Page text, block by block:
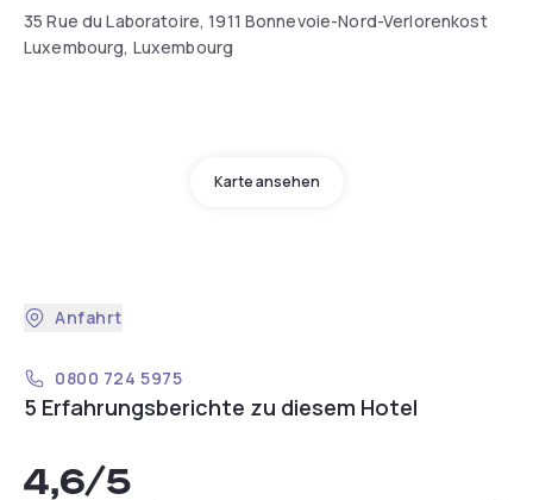
35 Rue du Laboratoire, 1911 Bonnevoie-Nord-Verlorenkost
Luxembourg, Luxembourg
Karte ansehen
Anfahrt
0800 724 5975
5 Erfahrungsberichte zu diesem Hotel
4,6/5